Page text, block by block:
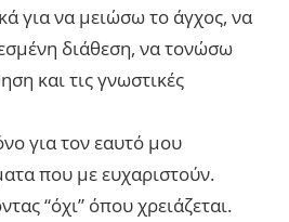
για να μειώσω το άγχος, να
διάθεση, να τονώσω
και τις γνωστικές
για τον εαυτό μου
που με ευχαριστούν.
“όχι” όπου χρειάζεται.